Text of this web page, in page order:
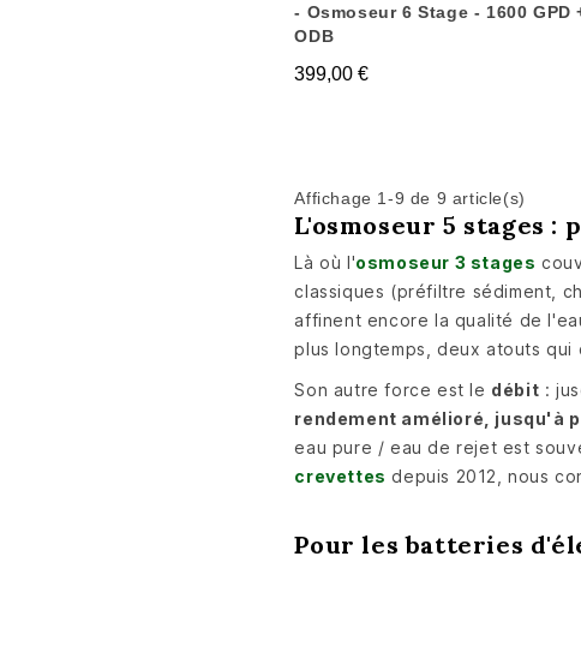
- Osmoseur 6 Stage - 1600 GPD
ODB
399,00 €
Affichage 1-9 de 9 article(s)
L'osmoseur 5 stages
Là où l'osmoseur 3 stages
classiques (préfiltre sédiment,
affinent encore la qualité de
plus longtemps, deux atouts
Son autre force est le débit :
rendement amélioré, jusqu'à
eau pure / eau de rejet est
crevettes depuis 2012, nous
Pour les batteries